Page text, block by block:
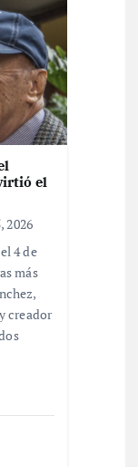
el
2026
4 de
más
creador